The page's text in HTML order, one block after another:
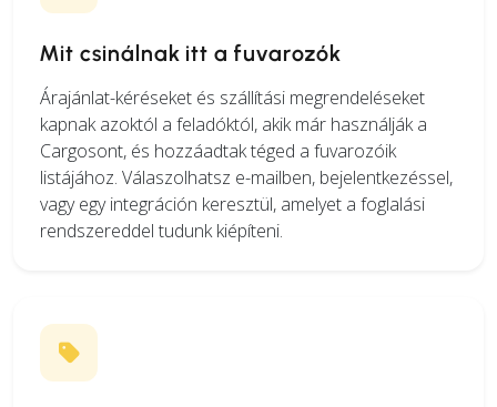
Mit csinálnak itt a fuvarozók
Árajánlat-kéréseket és szállítási megrendeléseket
kapnak azoktól a feladóktól, akik már használják a
Cargosont, és hozzáadtak téged a fuvarozóik
listájához. Válaszolhatsz e-mailben, bejelentkezéssel,
vagy egy integráción keresztül, amelyet a foglalási
rendszereddel tudunk kiépíteni.